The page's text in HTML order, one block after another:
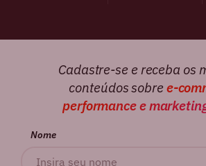
Cadastre-se e receba os
conteúdos sobre e-
performance e
Nome